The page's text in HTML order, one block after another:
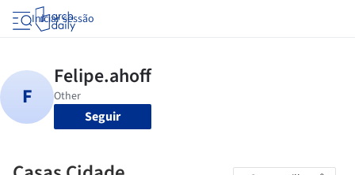
Iniciar sessão
Seguir